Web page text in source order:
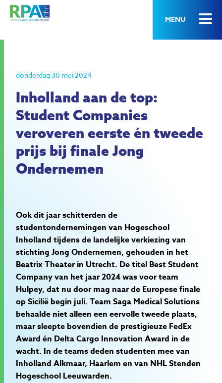
MENU
donderdag 30 mei 2024
Inholland aan de top:
Student Companies
veroveren eerste én tweede
prijs bij finale Jong
Ondernemen
Ook dit jaar schitterden de
studentondernemingen van Hogeschool
Inholland tijdens de landelijke verkiezing van
stichting Jong Ondernemen, gehouden in het
Beatrix Theater in Utrecht. De titel Best Student
Company van het jaar 2024 was voor team
Hulpey, dat nu door mag naar de Europese finale
op Sicilië begin juli. Team Saga Medical Solutions
behaalde niet alleen een eervolle tweede plaats,
maar sleepte bovendien de prestigieuze FedEx
Award én Delta Cargo Innovation Award in de
wacht. In de teams deden studenten mee van
Inholland Alkmaar, Haarlem en van NHL Stenden
Hogeschool Leeuwarden.